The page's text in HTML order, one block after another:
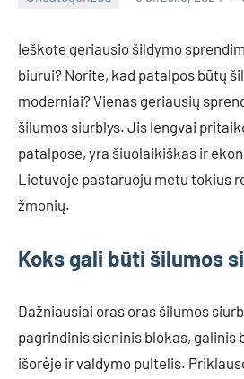
Ieškote geriausio šildymo
biurui? Norite, kad patalpos būtų
moderniai? Vienas geriausių
šilumos siurblys. Jis lengvai
patalpose, yra šiuolaikiškas ir
Lietuvoje pastaruoju metu tokius
žmonių.
Koks gali būti šilumos
Dažniausiai oras oras šilumos
pagrindinis sieninis blokas, galinis
išorėje ir valdymo pultelis.